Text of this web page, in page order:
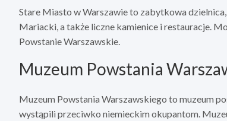
Stare Miasto w Warszawie to zabytkowa
Mariacki, a także liczne kamienice i restauracje.
Powstanie Warszawskie.
Muzeum Powstania
Muzeum Powstania Warszawskiego to muzeum
wystąpili przeciwko niemieckim okupantom.